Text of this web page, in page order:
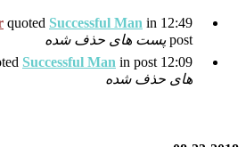
shahramwalkerquoted
MrHOFquoted پست